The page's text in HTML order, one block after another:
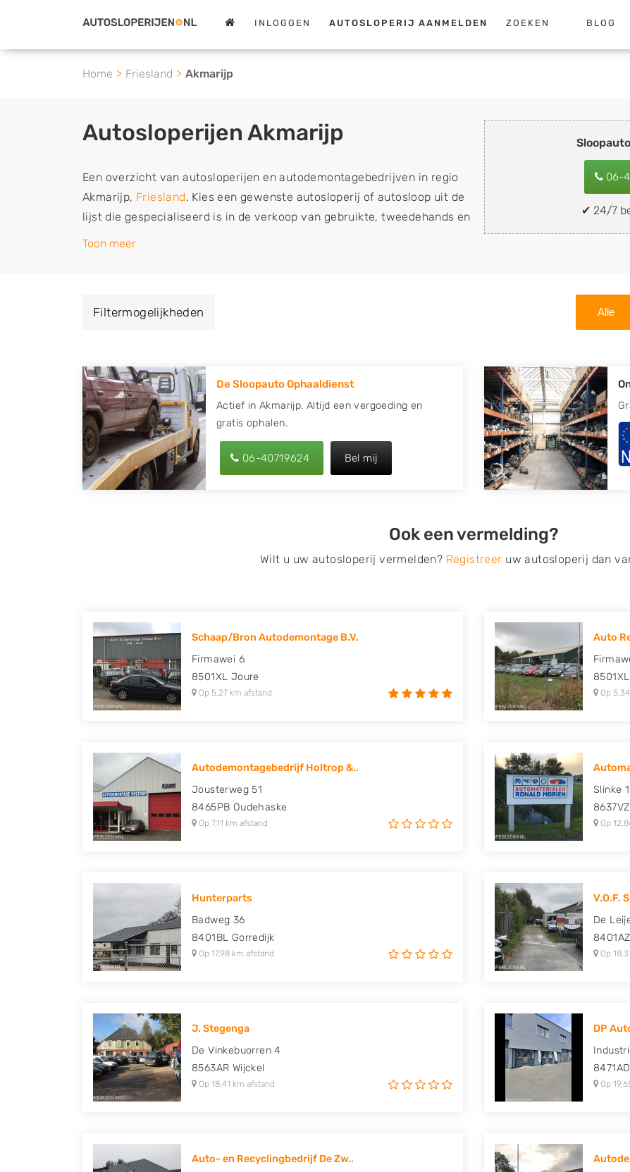
INLOGGEN AUTOSLOPERIJ AANMELDEN ZOEKEN BLOG
Home Friesland Akmarijp
06-
✔ 24/7
Autosloperijen Akmarijp
Een overzicht van autosloperijen en autodemontagebedrijven in regio
Akmarijp, Friesland. Kies een gewenste autosloperij of autosloop uit de
lijst die gespecialiseerd is in de verkoop van gebruikte, tweedehands en
sloopauto onderdelen of in de inkoop van sloopauto's, schadeauto's en
of deze liever laten ophalen op een locatie naar keuze? Kies dan voor
Zoekt u liever naar een sloperij in een andere plaats of regio? U vindt
hier alle bedrijven inFriesland . U kunt ookzoekennaar een sloop met
behulp van uw postcode.
U kunt er ook voor kiezen om direct uw sloopauto te verkopen en op te
laten halen door de Sloopauto Ophaaldienst van Autosloperijen.nl. Wij
onderdelen offerte aanvragen? Dat kan via de Onderdelenlijn! Vul uw
kenteken in en druk op verzenden.
Honda, Hyundai, Kia, Mazda, Mercedes Benz, Mitsubishi, Nissan, Opel,
Peugeot, Porsche, Renault, Seat, Skoda, Suzuki, Tesla, Toyota,
Volkswagen en Volvo.
Toon meer
Filtermogelijkheden Alle
De Sloopauto Ophaaldienst
Actief in Akmarijp. Altijd een vergoeding en
gratis ophalen.
06-40719624 Bel mij
Ook een vermelding?
Wilt u uw autosloperij vermelden? Registreer uw autosloperij dan
Schaap/Bron Autodemontage B.V.
Firmawei 6
8501XL Joure
Op 5,27 km afstand
Auto
8501XL
Op
Autodemontagebedrijf Holtrop &..
Jousterweg 51
8465PB Oudehaske
Op 7,11 km afstand
Slinke 1
8637VZ
Op
Hunterparts
Badweg 36
8401BL Gorredijk
Op 17,98 km afstand
V.O.F.
De
8401AZ
Op
J. Stegenga
De Vinkebuorren 4
8563AR Wijckel
Op 18,41 km afstand
DP
8471AD
Op
Auto- en Recyclingbedrijf De Zw..